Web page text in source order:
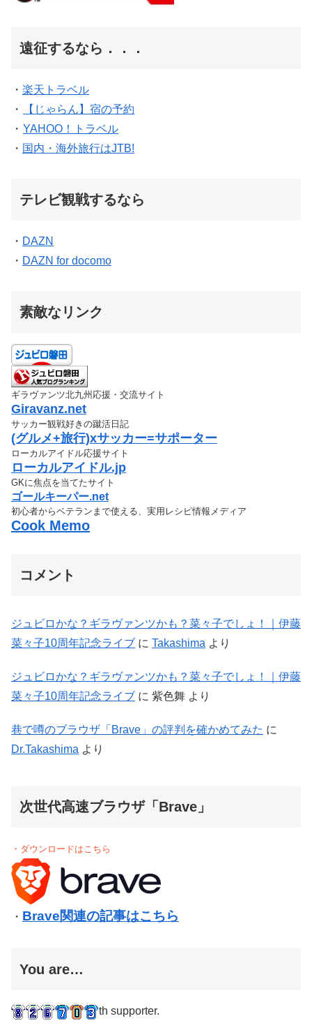
遠征するなら．．．
・ 楽天トラベル
・
【じゃらん】宿の予約
・ YAHOO！トラベル
・ 国内・海外旅行はJTB!
テレビ観戦するなら
・ DAZN
・ DAZN for docomo
素敵なリンク
ギラヴァンツ北九州応援・交流サイト
Giravanz.net
サッカー観戦好きの蹴活日記
(グルメ+旅行)xサッカー=サポーター
ローカルアイドル応援サイト
ローカルアイドル.jp
GKに焦点を当てたサイト
ゴールキーパー.net
初心者からベテランまで使える、実用レシピ情報メディア
Cook Memo
コメント
ジュビロかな？ギラヴァンツかも？菜々子でしょ！｜伊藤
菜々子10周年記念ライブ に Takashima より
ジュビロかな？ギラヴァンツかも？菜々子でしょ！｜伊藤
菜々子10周年記念ライブ に 紫色舞 より
巷で噂のブラウザ「Brave」の評判を確かめてみた に
Dr.Takashima より
次世代高速ブラウザ「Brave」
・ダウンロードはこちら
・ Brave関連の記事はこちら
You are…
th supporter.